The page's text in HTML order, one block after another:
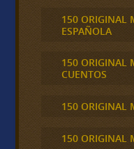
150 ORIGINAL
ESPAÑOLA
150 ORIGINAL
CUENTOS
150 ORIGINAL
150 ORIGINAL